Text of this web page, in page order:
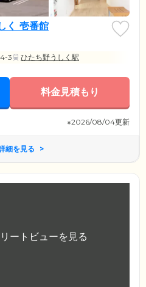
く 壱番館
3 ひたち野うしく駅
料金見積もり
※2026/08/04更新
細を見る